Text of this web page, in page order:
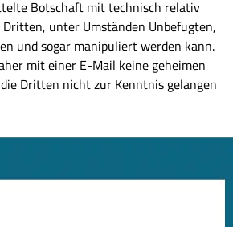
Botschaft mit technisch relativ
unter Umständen Unbefugten,
und sogar manipuliert werden kann.
mit einer E-Mail keine geheimen
Dritten nicht zur Kenntnis gelangen